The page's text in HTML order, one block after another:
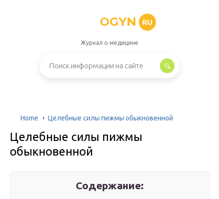
OGYN RU
Журнал о медицине
Home Целебные силы пижмы обыкновенной
Целебные силы пижмы
обыкновенной
Содержание: